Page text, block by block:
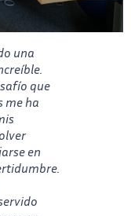
una
que
me ha
en